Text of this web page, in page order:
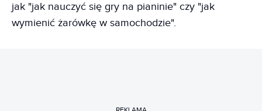
jak "jak nauczyć się gry na pianinie" czy "jak
wymienić żarówkę w samochodzie".